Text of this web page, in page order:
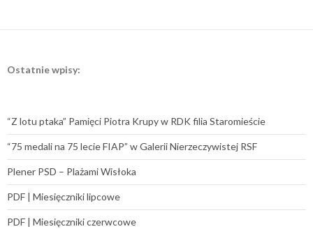
Ostatnie wpisy:
“Z lotu ptaka” Pamięci Piotra Krupy w RDK filia Staromieście
“75 medali na 75 lecie FIAP” w Galerii Nierzeczywistej RSF
Plener PSD – Plażami Wisłoka
PDF | Miesięczniki lipcowe
PDF | Miesięczniki czerwcowe